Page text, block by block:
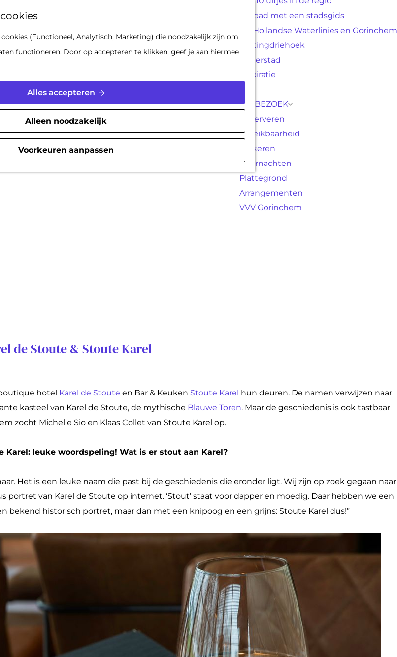
(Functioneel, Analytisch, Marketing) die noodzakelijk zijn om
functioneren. Door op accepteren te klikken, geef je aan hiermee
Alles accepteren
Alleen noodzakelijk
Voorkeuren aanpassen
o
e
e
a
k
e
Op pad met een stadsgids
De Hollandse Waterlinies en Gorinchem
Vestingdriehoek
Waterstad
Inspiratie
PLAN JE BEZOEK
Reserveren
Bereikbaarheid
Parkeren
Overnachten
Plattegrond
Arrangementen
VVV Gorinchem
de Stoute & Stoute Karel
hotel Karel de Stoute en Bar & Keuken Stoute Karel hun deuren. De namen verwijzen naar
kasteel van Karel de Stoute, de mythische Blauwe Toren. Maar de geschiedenis is ook tastbaar
zocht Michelle Sio en Klaas Collet van Stoute Karel op.
Karel: leuke woordspeling! Wat is er stout aan Karel?
Het is een leuke naam die past bij de geschiedenis die eronder ligt. Wij zijn op zoek gegaan naar
van Karel de Stoute op internet. ‘Stout’ staat voor dapper en moedig. Daar hebben we een
bekend historisch portret, maar dan met een knipoog en een grijns: Stoute Karel dus!”